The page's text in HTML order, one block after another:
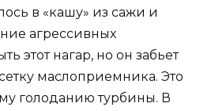
в «кашу» из сажи и
агрессивных
этот нагар, но он забьет
маслоприемника. Это
голоданию турбины. В